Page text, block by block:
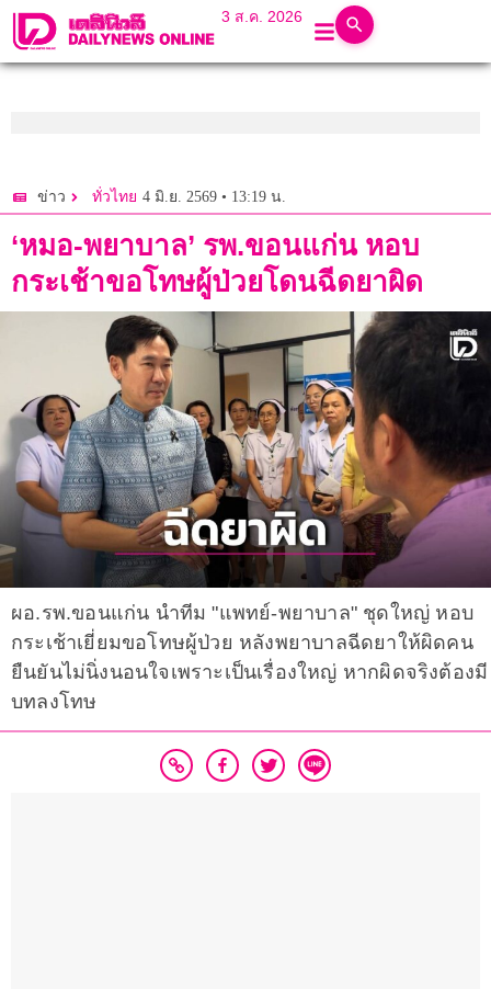
3 ส.ค. 2026
ข่าว ทั่วไทย 4 มิ.ย. 2569 • 13:19 น.
‘หมอ-พยาบาล’ รพ.ขอนแก่น หอบ
กระเช้าขอโทษผู้ป่วยโดนฉีดยาผิด
ผอ.รพ.ขอนแก่น นำทีม "แพทย์-พยาบาล" ชุดใหญ่ หอบ
กระเช้าเยี่ยมขอโทษผู้ป่วย หลังพยาบาลฉีดยาให้ผิดคน
ยืนยันไม่นิ่งนอนใจเพราะเป็นเรื่องใหญ่ หากผิดจริงต้องมี
บทลงโทษ